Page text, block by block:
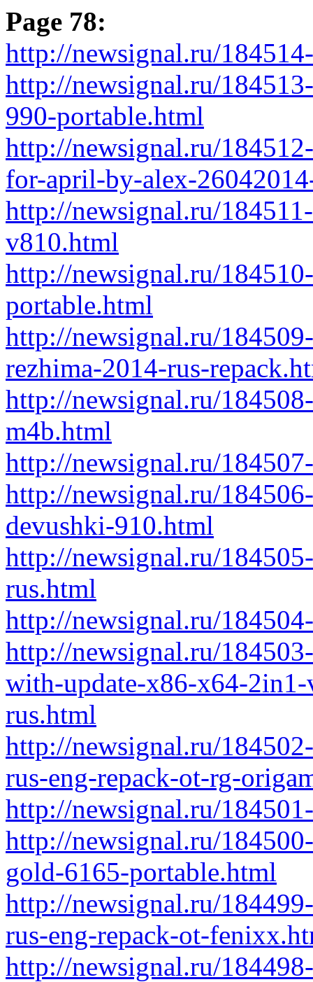
Page 78:
http://newsignal.ru/
http://newsignal.ru/
990-portable.html
http://newsignal.ru/
for-april-by-alex-
http://newsignal.ru/
v810.html
http://newsignal.ru/
portable.html
http://newsignal.ru/
rezhima-2014-rus-
http://newsignal.ru/
m4b.html
http://newsignal.ru/
http://newsignal.ru/
devushki-910.html
http://newsignal.ru/
rus.html
http://newsignal.ru/
http://newsignal.ru/
with-update-x86-x64-
rus.html
http://newsignal.ru/
rus-eng-repack-ot-rg-
http://newsignal.ru/
http://newsignal.ru/
gold-6165-portable.html
http://newsignal.ru/
rus-eng-repack-ot-
http://newsignal.ru/